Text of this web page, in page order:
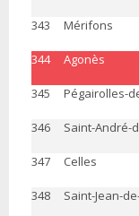
343
Mérifons
344
Agonès
345
Pégairolles-
346
Saint-André-
347
Celles
348
Saint-Jean-